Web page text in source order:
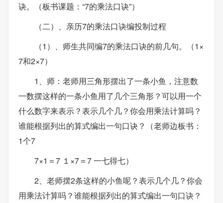
诀。（板书课题：“7的乘法口诀”）
（二）、亲历7的乘法口诀编投制过程
（1）、师生共同编7的乘法口诀的前几句。（1×
7和2×7）
1、师：老师用三角形摆出了一条小鱼，注意数
一数摆这样的一条小鱼用了几个三角形？可以用一个
什么数字来表示？表示几个几？你会用乘法计算吗？
谁能根据列出的算式编出一句口诀？（老师边板书：
1个7
7×1＝7 １×7＝7 一七得七）
2、老师摆2条这样的小鱼呢？表示几个几？你会
用乘法计算吗？谁能根据列出的算式编出一句口诀？